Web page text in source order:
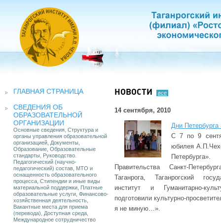
ГЛАВНАЯ СТРАНИЦА
СВЕДЕНИЯ ОБ
ОБРАЗОВАТЕЛЬНОЙ
ОРГАНИЗАЦИИ
Основные сведения, Структура и
органы управления образовательной
организацией, Документы,
Образование, Образовательные
стандарты, Руководство.
Педагогический (научно-
педагогический) состав, МТО и
оснащенность образовательного
процесса, Стипендии и иные виды
материальной поддержки, Платные
образовательные услуги, Финансово-
хозяйственная деятельность,
Вакантные места для приема
(перевода), Доступная среда,
Международное сотрудничество
НОВОСТИ все
14 сентября, 2010
Дни Петербурга
С 7 по 9
юбилея
Правительства Санкт-
Таганрога, Таганрогский
институт и Гуманитарно-
подготовили культурно-
я не миную…».